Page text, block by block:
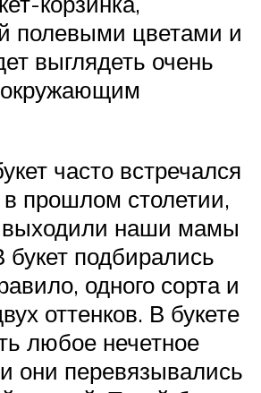
полевыми цветами и
выглядеть очень
окружающим
часто встречался
прошлом столетии,
выходили наши мамы
подбирались
одного сорта и
оттенков. В букете
любое нечетное
они перевязывались